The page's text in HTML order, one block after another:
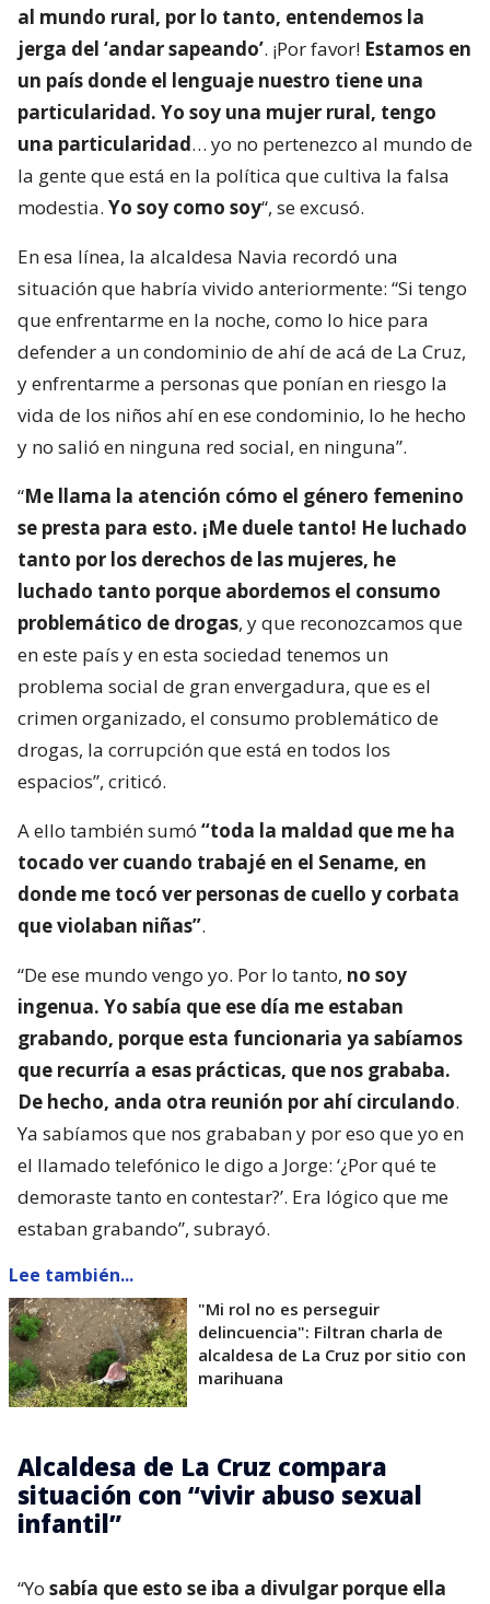
al mundo rural, por lo tanto, entendemos la
jerga del ‘andar sapeando’. ¡Por favor! Estamos en
un país donde el lenguaje nuestro tiene una
particularidad. Yo soy una mujer rural, tengo
una particularidad… yo no pertenezco al mundo de
la gente que está en la política que cultiva la falsa
modestia. Yo soy como soy“, se excusó.
En esa línea, la alcaldesa Navia recordó una
situación que habría vivido anteriormente: “Si tengo
que enfrentarme en la noche, como lo hice para
defender a un condominio de ahí de acá de La Cruz,
y enfrentarme a personas que ponían en riesgo la
vida de los niños ahí en ese condominio, lo he hecho
y no salió en ninguna red social, en ninguna”.
“Me llama la atención cómo el género femenino
se presta para esto. ¡Me duele tanto! He luchado
tanto por los derechos de las mujeres, he
luchado tanto porque abordemos el consumo
problemático de drogas, y que reconozcamos que
en este país y en esta sociedad tenemos un
problema social de gran envergadura, que es el
crimen organizado, el consumo problemático de
drogas, la corrupción que está en todos los
espacios”, criticó.
A ello también sumó “toda la maldad que me ha
tocado ver cuando trabajé en el Sename, en
donde me tocó ver personas de cuello y corbata
que violaban niñas”.
“De ese mundo vengo yo. Por lo tanto, no soy
ingenua. Yo sabía que ese día me estaban
grabando, porque esta funcionaria ya sabíamos
que recurría a esas prácticas, que nos grababa.
De hecho, anda otra reunión por ahí circulando.
Ya sabíamos que nos grababan y por eso que yo en
el llamado telefónico le digo a Jorge: ‘¿Por qué te
demoraste tanto en contestar?’. Era lógico que me
estaban grabando”, subrayó.
Lee también...
"Mi rol no es perseguir
delincuencia": Filtran charla de
alcaldesa de La Cruz por sitio con
marihuana
Alcaldesa de La Cruz compara
situación con “vivir abuso sexual
infantil”
“Yo sabía que esto se iba a divulgar porque ella